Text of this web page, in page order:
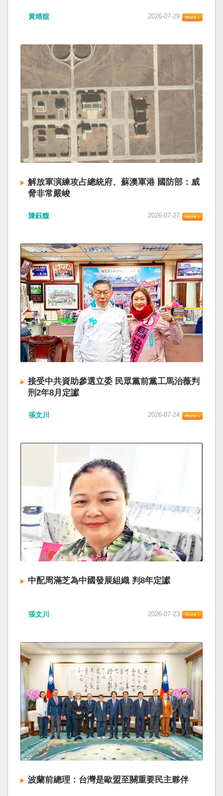
黃靖媗 2026-07-29
解放軍演練攻占總統府、蘇澳軍港 國防部：威
脅非常嚴峻
陳鈺馥 2026-07-27
接受中共資助參選立委 民眾黨前黨工馬治薇判
刑2年8月定讞
張文川 2026-07-24
中配周滿芝為中國發展組織 判8年定讞
張文川 2026-07-23
波蘭前總理：台灣是歐盟至關重要民主夥伴